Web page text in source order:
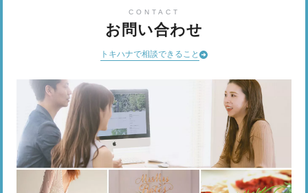
CONTACT
お問い合わせ
トキハナで相談できること